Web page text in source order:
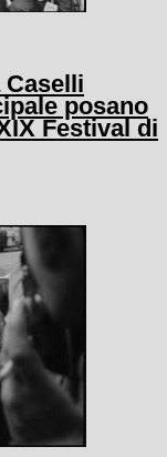
Caselli
posano
Festival di